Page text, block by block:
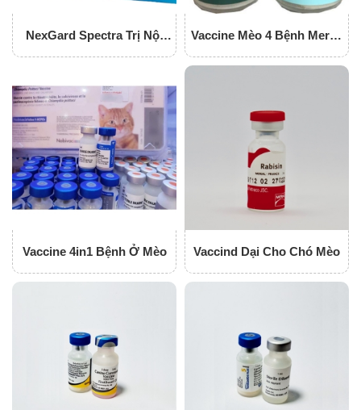
NexGard Spectra Trị Nội
Vaccine Mèo 4 Bệnh Merial
Vaccine 4in1 Bệnh Ở Mèo Vaccind Dại Cho Chó Mèo